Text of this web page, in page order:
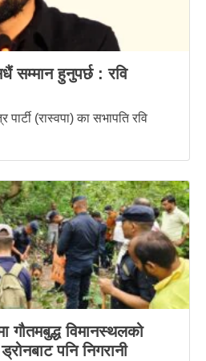
सम्मान हुनुपर्छ : रवि
पार्टी (रास्वपा) का सभापति रवि
गौतमबुद्ध विमानस्थलको
पनि निगरानी